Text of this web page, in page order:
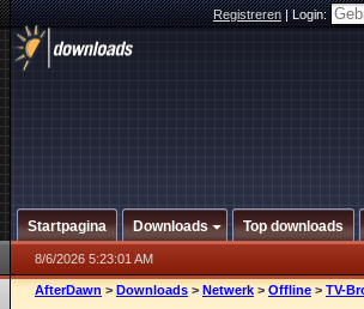
Registreren|Login:
Startpagina Downloads Top downloads
8/6/2026 5:23:01 AM
AfterDawn > Downloads > Netwerk > Offline > TV-